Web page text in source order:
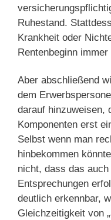
Ruhestand.
Krankheit oder
Rentenbeginn
Aber abschließend
dem
darauf hinzuweisen,
Komponenten erst
Selbst wenn man
hinbekommen
nicht, dass das
Entsprechungen
deutlich erkennbar,
Gleichzeitigkeit von